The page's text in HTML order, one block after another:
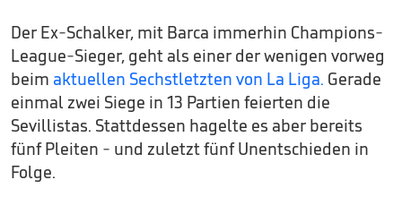
Der Ex-Schalker, mit Barca immerhin Champions-
League-Sieger, geht als einer der wenigen vorweg
beim aktuellen Sechstletzten von La Liga. Gerade
einmal zwei Siege in 13 Partien feierten die
Sevillistas. Stattdessen hagelte es aber bereits
fünf Pleiten - und zuletzt fünf Unentschieden in
Folge.